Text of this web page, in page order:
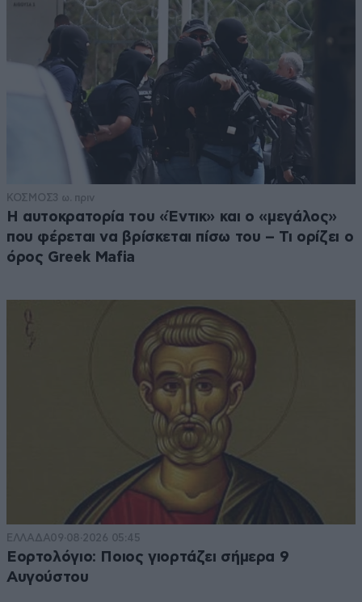
ΚΟΣΜΟΣ3 ω. πριν
Η αυτοκρατορία του «Έντικ» και ο «μεγάλος»
που φέρεται να βρίσκεται πίσω του – Τι ορίζει ο
όρος Greek Mafia
ΕΛΛΑΔΑ09·08·2026 05:45
Εορτολόγιο: Ποιος γιορτάζει σήμερα 9
Αυγούστου